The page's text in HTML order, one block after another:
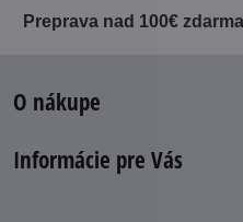
Preprava nad 100€ zdarma
O nákupe
Informácie pre Vás